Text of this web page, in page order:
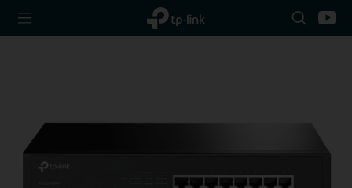
TP-Link,
Reliably
Search
icon